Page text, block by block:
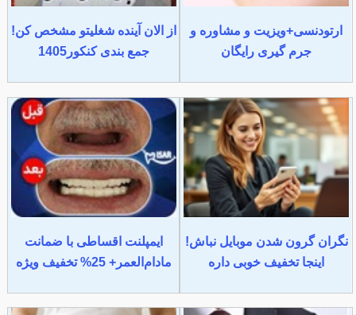
ارتودنسی+ویزیت و مشاوره و
جرم گیری رایگان
از الان آینده شغلیتو مشخص کن!
جمع بندی کنکور1405
نگران گرون شدن موبایل نباش!
اینجا تخفیف خوبی داره
ایمپلنت اقساطی با ضمانت
مادام‌العمر+ 25% تخفیف ویژه